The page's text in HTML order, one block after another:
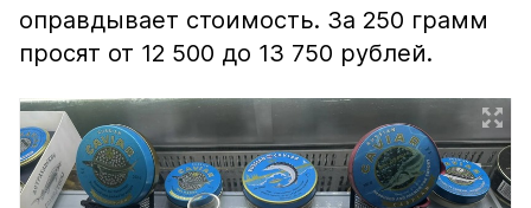
оправдывает стоимость. За 250 грамм
просят от 12 500 до 13 750 рублей.